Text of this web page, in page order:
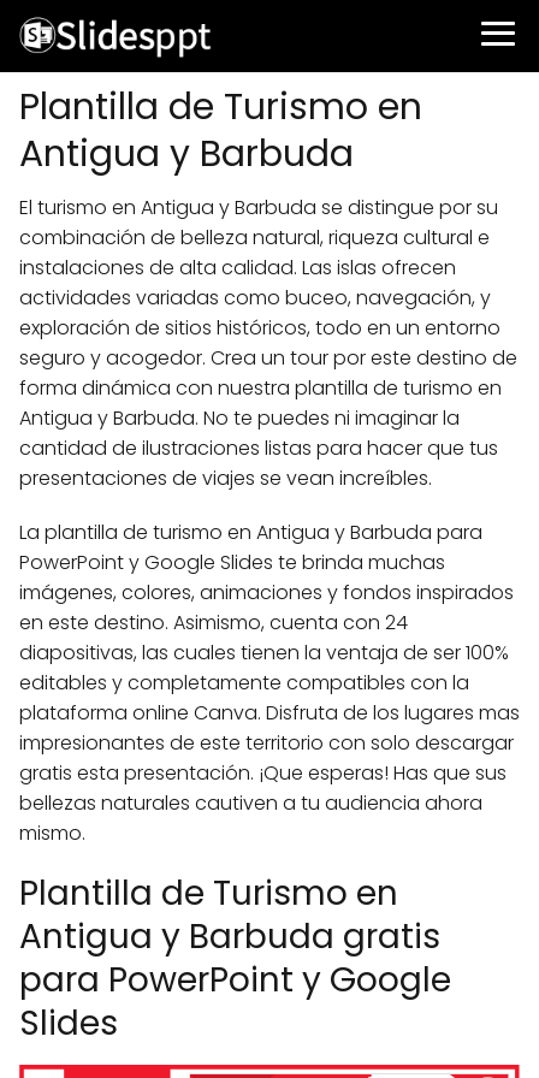
Plantilla de Turismo en
Antigua y Barbuda
El turismo en Antigua y Barbuda se distingue por su
combinación de belleza natural, riqueza cultural e
instalaciones de alta calidad. Las islas ofrecen
actividades variadas como buceo, navegación, y
exploración de sitios históricos, todo en un entorno
seguro y acogedor. Crea un tour por este destino de
forma dinámica con nuestra plantilla de turismo en
Antigua y Barbuda. No te puedes ni imaginar la
cantidad de ilustraciones listas para hacer que tus
presentaciones de viajes se vean increíbles.
La plantilla de turismo en Antigua y Barbuda para
PowerPoint y Google Slides te brinda muchas
imágenes, colores, animaciones y fondos inspirados
en este destino. Asimismo, cuenta con 24
diapositivas, las cuales tienen la ventaja de ser 100%
editables y completamente compatibles con la
plataforma online Canva. Disfruta de los lugares mas
impresionantes de este territorio con solo descargar
gratis esta presentación. ¡Que esperas! Has que sus
bellezas naturales cautiven a tu audiencia ahora
mismo.
Plantilla de Turismo en
Antigua y Barbuda gratis
para PowerPoint y Google
Slides